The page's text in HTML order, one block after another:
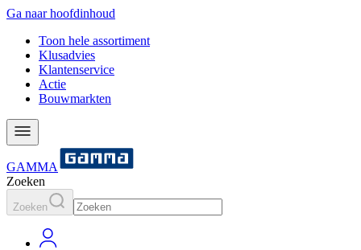
Ga naar hoofdinhoud
Toon hele assortiment
Klusadvies
Klantenservice
Actie
Bouwmarkten
GAMMA
Zoeken
Zoeken